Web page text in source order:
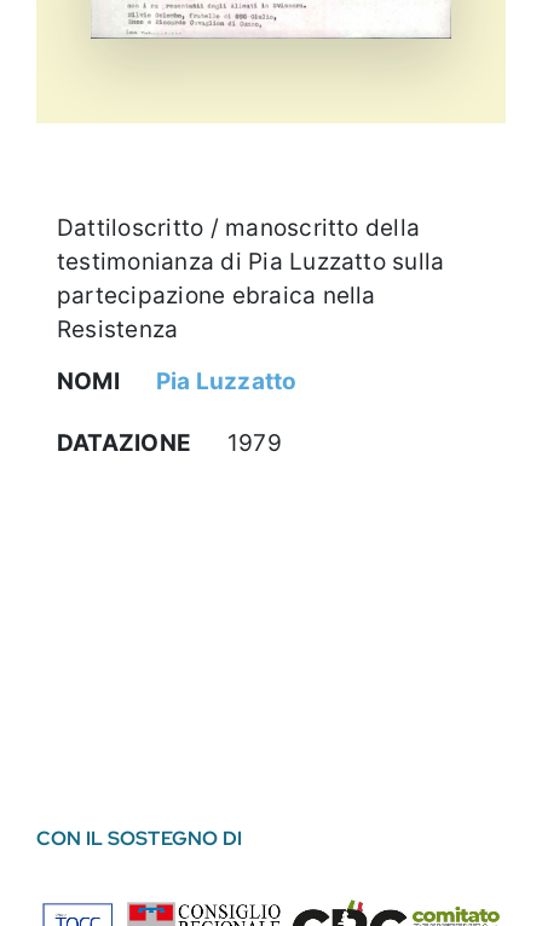
Dattiloscritto / manoscritto della
testimonianza di Pia Luzzatto sulla
partecipazione ebraica nella
Resistenza
NOMI
Pia Luzzatto
DATAZIONE 1979
CON IL SOSTEGNO DI